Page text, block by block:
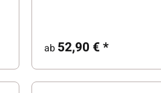
ab 52,90 €*